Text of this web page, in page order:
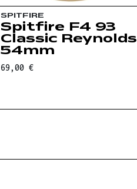
SPITFIRE
Spitfire F4 93
Classic Reynolds
54mm
69,00 €